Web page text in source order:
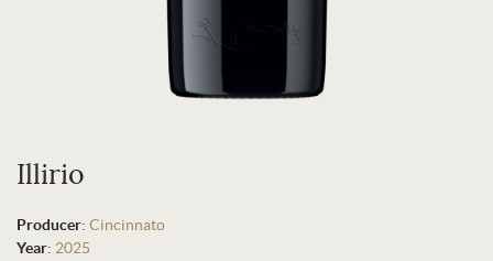
Illirio
Producer: Cincinnato
Year: 2025